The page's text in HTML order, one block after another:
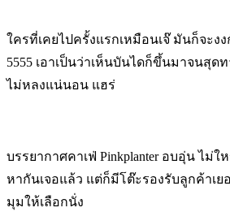
ใครที่เคยไปครั้งแรกเหมือนเจ๊ มันก็จะ
5555 เอาเป็นว่าเห็นบันไดก็ขึ้นมาจนสุด
ไม่หลงแน่นอน แฮร่
บรรยากาศคาเฟ่ Pinkplanter อบอุ่น ไม่
หากันเจอแล้ว แต่ก็มีโต๊ะรองรับลูกค้าเ
มุมให้เลือกนั่ง